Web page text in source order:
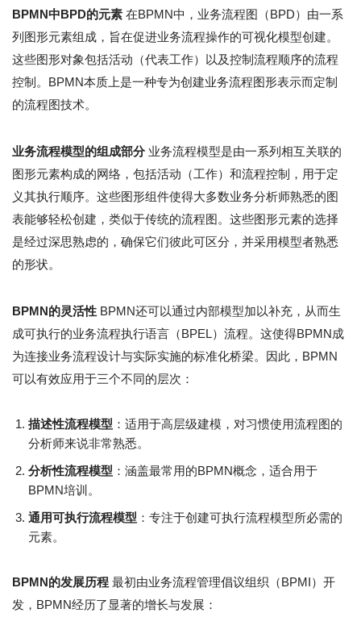
BPMN中BPD的元素 在BPMN中，业务流程图（BPD）由一系
列图形元素组成，旨在促进业务流程操作的可视化模型创建。
这些图形对象包括活动（代表工作）以及控制流程顺序的流程
控制。BPMN本质上是一种专为创建业务流程图形表示而定制
的流程图技术。
业务流程模型的组成部分业务流程模型是由一系列相互关联的
图形元素构成的网络，包括活动（工作）和流程控制，用于定
义其执行顺序。这些图形组件使得大多数业务分析师熟悉的图
表能够轻松创建，类似于传统的流程图。这些图形元素的选择
是经过深思熟虑的，确保它们彼此可区分，并采用模型者熟悉
的形状。
BPMN的灵活性 BPMN还可以通过内部模型加以补充，从而生
成可执行的业务流程执行语言（BPEL）流程。这使得BPMN成
为连接业务流程设计与实际实施的标准化桥梁。因此，BPMN
可以有效应用于三个不同的层次：
描述性流程模型 ：适用于高层级建模，对习惯使用流程图的
分析师来说非常熟悉。
分析性流程模型 ：涵盖最常用的BPMN概念，适合用于
BPMN培训。
通用可执行流程模型 ：专注于创建可执行流程模型所必需的
元素。
BPMN的发展历程 最初由业务流程管理倡议组织（BPMI）开
发，BPMN经历了显著的增长与发展：